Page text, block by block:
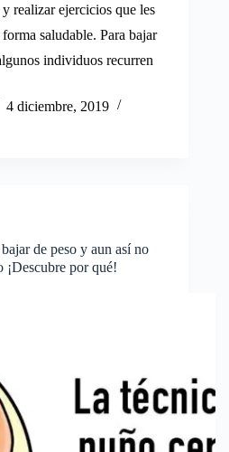
realizar ejercicios que les
saludable. Para bajar
individuos recurren
4 diciembre, 2019
de peso y aun así no
¡Descubre por qué!